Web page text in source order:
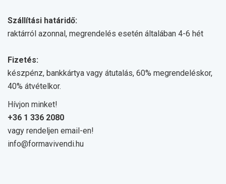
Szállítási határidő:
raktárról azonnal, megrendelés esetén általában 4-6 hét
Fizetés:
készpénz, bankkártya vagy átutalás, 60% megrendeléskor,
40% átvételkor.
Hívjon minket!
+36 1 336 2080
vagy rendeljen email-en!
info@formavivendi.hu